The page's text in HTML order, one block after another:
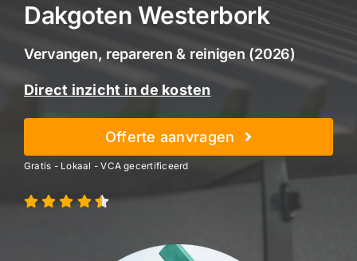
Dakgoten Westerbork
Vervangen, repareren & reinigen (2026)
Direct inzicht in de kosten
Offerte aanvragen
Gratis - Lokaal - VCA gecertificeerd